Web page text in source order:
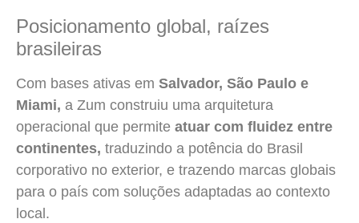
Posicionamento global, raízes
brasileiras
Com bases ativas em Salvador, São Paulo e
Miami, a Zum construiu uma arquitetura
operacional que permite atuar com fluidez entre
continentes, traduzindo a potência do Brasil
corporativo no exterior, e trazendo marcas globais
para o país com soluções adaptadas ao contexto
local.